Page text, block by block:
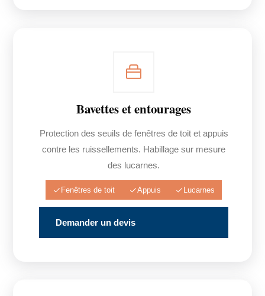
Bavettes et entourages
Protection des seuils de fenêtres de toit et appuis
contre les ruissellements. Habillage sur mesure
des lucarnes.
Fenêtres de toit Appuis Lucarnes
Demander un devis